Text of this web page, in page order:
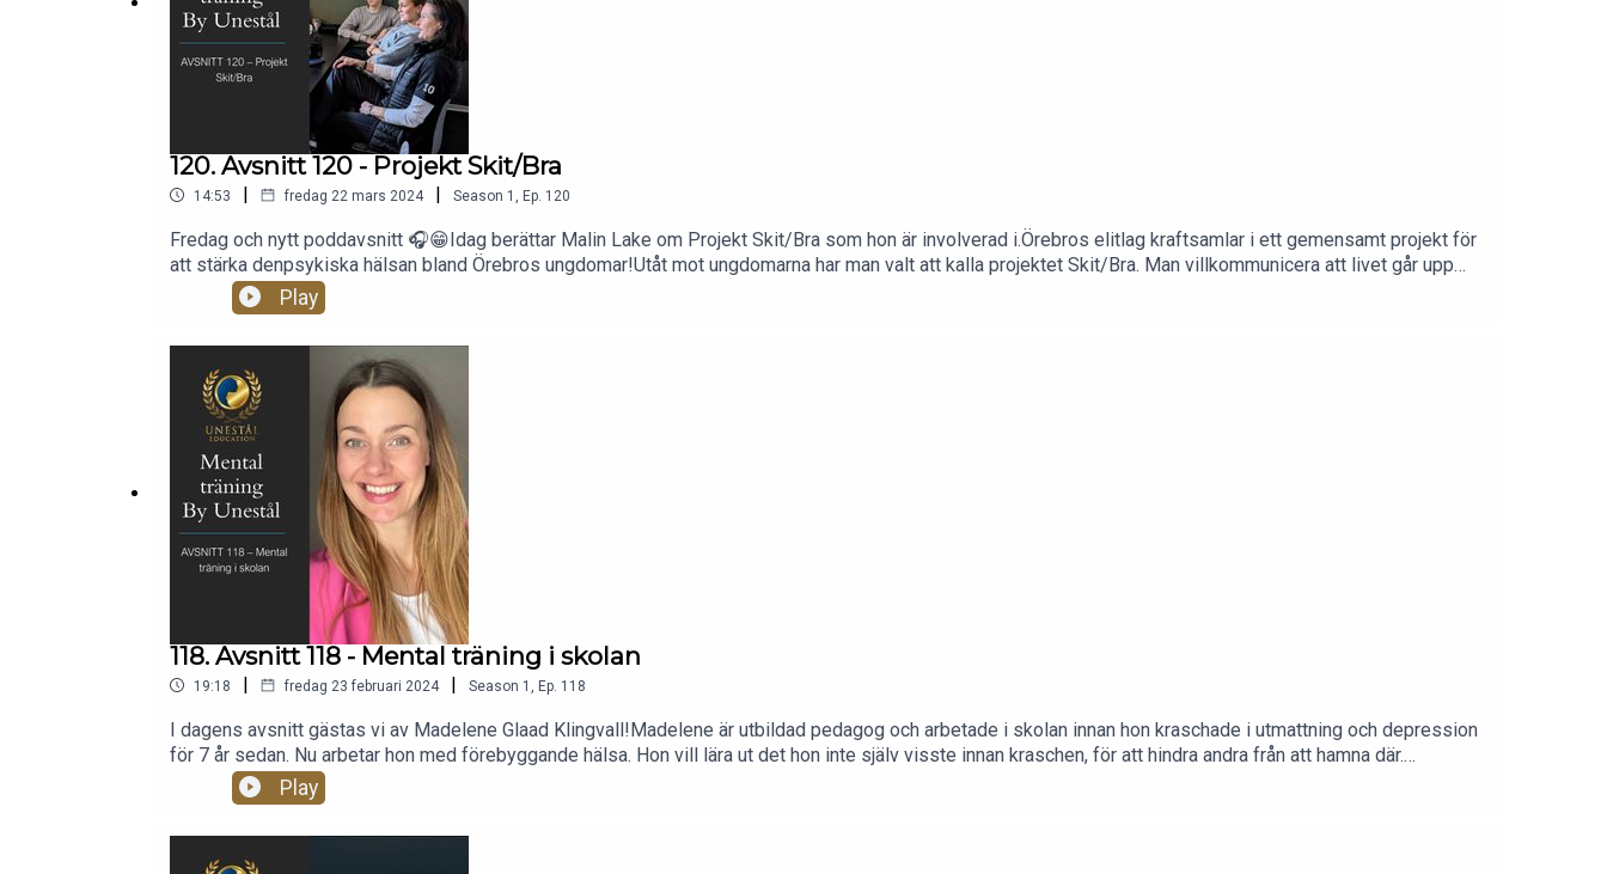
120. Avsnitt 120 - Projekt Skit/Bra
14:53 | fredag 22 mars 2024 | Season 1 Ep. 120
Fredag och nytt poddavsnitt 🎧😁Idag berättar Malin Lake om Projekt Skit/Bra som hon är involverad i.Örebros elitlag kraftsamlar i ett gemensamt projekt för
att stärka denpsykiska hälsan bland Örebros ungdomar!Utåt mot ungdomarna har man valt att kalla projektet Skit/Bra. Man villkommunicera att livet går upp
och ner för alla. Livet är skit och livetär bra. Men det viktigaste i detta är hur man ser på sig själv ochhanterar motgångar. Ungdomarna ska få hjälp att hitta
sittsjälvledarskap och sin riktning i livet 🥰Tillsammans med samarbetande klubbar och deltagande ungdomar utvecklasen modell för att främja den psykiska
på poddteman – hör av dig tillinfo@unestal.se
Play
118. Avsnitt 118 - Mental träning i skolan
19:18 | fredag 23 februari 2024 | Season 1 Ep. 118
I dagens avsnitt gästas vi av Madelene Glaad Klingvall!Madelene är utbildad pedagog och arbetade i skolan innan hon kraschade i utmattning och depression
för 7 år sedan. Nu arbetar hon med förebyggande hälsa. Hon vill lära ut det hon inte själv visste innan kraschen, för att hindra andra från att hamna där.
Madelene brinner för den psykisk hälsan i skolan och vill påverka skolan att arbeta med mental träning i skolan.Har du frågor eller vill ge oss uppslag på
poddteman – hör av dig till info@unestal.se
Play